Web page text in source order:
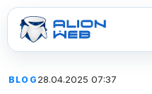
BLOG 28.04.2025 07:37